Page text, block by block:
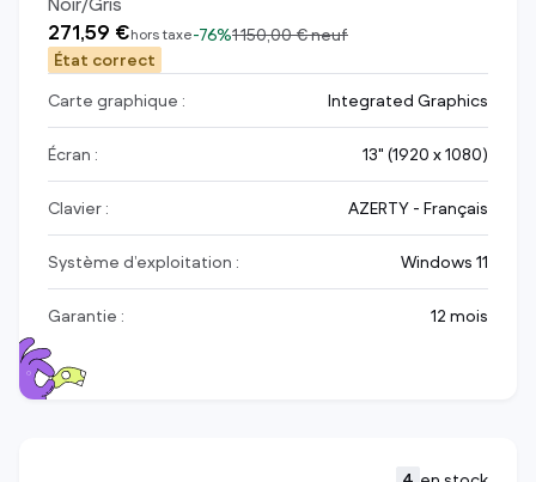
271,59 €hors taxe-76%1 150,00 €neuf
État correct
Carte graphique :
Integrated Graphics
Écran : 13" (1920 x 1080)
Clavier : AZERTY - Français
Système d’exploitation : Windows 11
Garantie : 12 mois